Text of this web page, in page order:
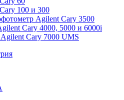
100 и 300
Agilent Cary 3500
Cary 4000, 5000 и 6000i
Cary 7000 UMS